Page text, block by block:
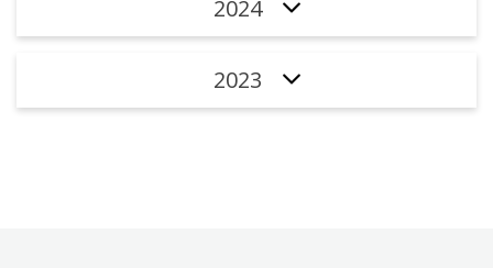
2024
2023